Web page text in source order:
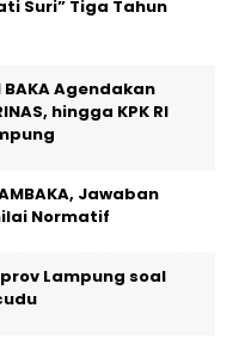
Suri” Tiga Tahun
BAKA Agendakan
hingga KPK RI
Jawaban
Normatif
Lampung soal